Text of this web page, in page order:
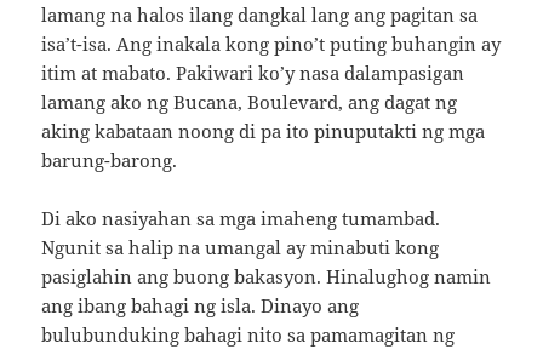
lamang na halos ilang dangkal lang ang pagitan sa
isa’t-isa. Ang inakala kong pino’t puting buhangin ay
itim at mabato. Pakiwari ko’y nasa dalampasigan
lamang ako ng Bucana, Boulevard, ang dagat ng
aking kabataan noong di pa ito pinuputakti ng mga
barung-barong.
Di ako nasiyahan sa mga imaheng tumambad.
Ngunit sa halip na umangal ay minabuti kong
pasiglahin ang buong bakasyon. Hinalughog namin
ang ibang bahagi ng isla. Dinayo ang
bulubunduking bahagi nito sa pamamagitan ng